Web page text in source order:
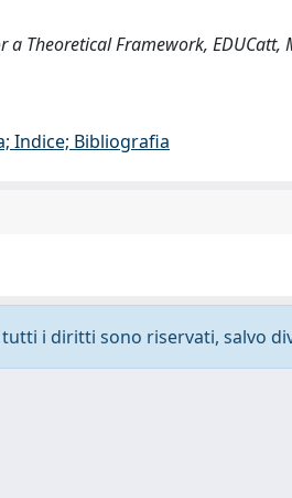
a Theoretical Framework,
Indice; Bibliografia
i diritti sono riservati, salvo